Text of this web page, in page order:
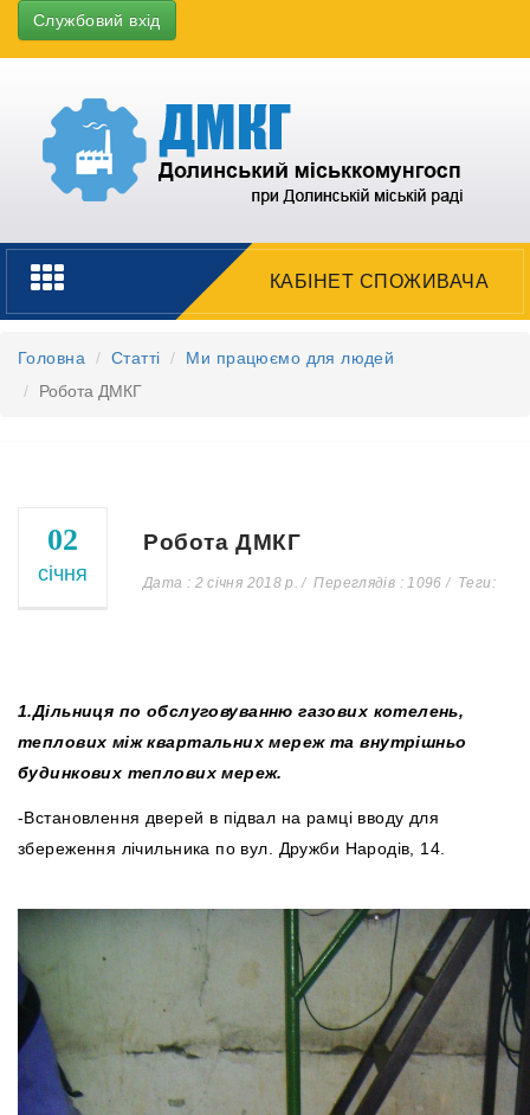
Службовий вхід
Toggle
navigation
КАБІНЕТ СПОЖИВАЧА
Головна Статті
Ми працюємо для людей
Робота ДМКГ
02
січня
Робота ДМКГ
Дата : 2 січня 2018 р. Переглядів : 1096 Теги:
1.Дільниця по обслуговуванню газових котелень,
теплових між квартальних мереж та внутрішньо
будинкових теплових мереж.
-Встановлення дверей в підвал на рамці вводу для
збереження лічильника по вул. Дружби Народів, 14.